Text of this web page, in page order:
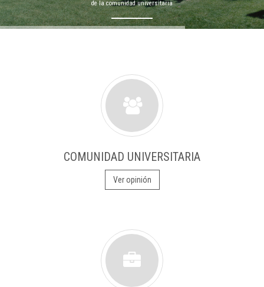
de la comunidad universitaria
COMUNIDAD UNIVERSITARIA
Ver opinión